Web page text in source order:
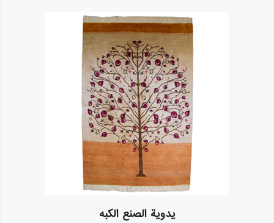
يدوية الصنع الکبه